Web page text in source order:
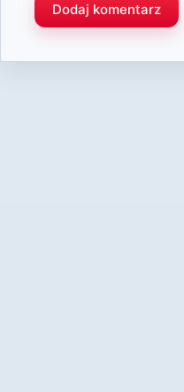
Dodaj komentarz